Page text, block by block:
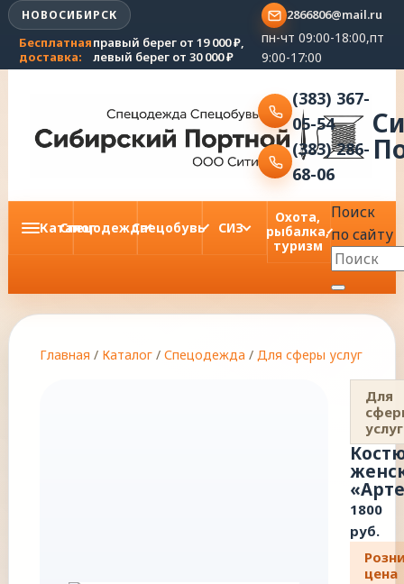
Каталог
СпецодеждаСпецобувь СИЗ
Охота,
рыбалка,
туризм
Поиск
по сайту
НОВОСИБИРСК
Бесплатная
доставка:
правый берег от 19 000 ₽,
левый берег от 30 000 ₽
2866806@mail.ru
пн-чт 09:00-18:00,пт
9:00-17:00
(383) 367-
05-54
(383) 286-
68-06
Главная / Каталог / Спецодежда / Для сферы услуг
Для
услуг
1800
руб.
цена